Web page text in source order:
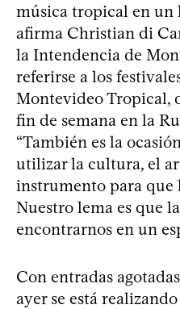
música tropical en un
afirma Christian di
la Intendencia de
referirse a los
Montevideo Tropical,
fin de semana en la
“También es la
utilizar la cultura, el
instrumento para que
Nuestro lema es que
encontrarnos en un
Con entradas
ayer se está